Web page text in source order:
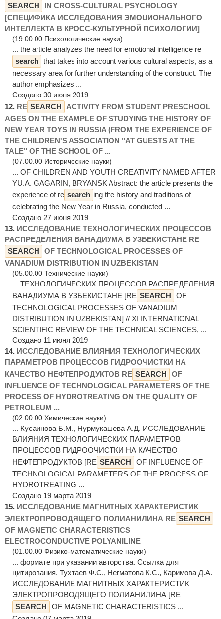
SEARCH
IN CROSS-CULTURAL PSYCHOLOGY
[СПЕЦИФИКА ИССЛЕДОВАНИЯ ЭМОЦИОНАЛЬНОГО
ИНТЕЛЛЕКТА В КРОСС-КУЛЬТУРНОЙ ПСИХОЛОГИИ]
(19.00.00 Психологические науки)
... the article analyzes the need for emotional intelligence re
search that takes into account various cultural aspects, as a
necessary area for further understanding of the construct. The
author emphasizes ...
Создано 30 июня 2019
12. RE SEARCH
ACTIVITY FROM STUDENT PRESCHOOL
AGES ON THE EXAMPLE OF STUDYING THE HISTORY OF
NEW YEAR TOYS IN RUSSIA (FROM THE EXPERIENCE OF
THE CHILDREN'S ASSOCIATION "AT GUESTS AT THE
TALE" OF THE SCHOOL OF ...
(07.00.00 Исторические науки)
... OF CHILDREN AND YOUTH CREATIVITY NAMED AFTER
YU.A. GAGARIN, BRYANSK Abstract: the article presents the
experience of re search ing the history and traditions of
celebrating the New Year in Russia, conducted ...
Создано 27 июня 2019
13. ИССЛЕДОВАНИЕ ТЕХНОЛОГИЧЕСКИХ ПРОЦЕССОВ
РАСПРЕДЕЛЕНИЯ ВАНАДИУМА В УЗБЕКИСТАНЕ RE
SEARCH
OF TECHNOLOGICAL PROCESSES OF
VANADIUM DISTRIBUTION IN UZBEKISTAN
(05.00.00 Технические науки)
... ТЕХНОЛОГИЧЕСКИХ ПРОЦЕССОВ РАСПРЕДЕЛЕНИЯ
ВАНАДИУМА В УЗБЕКИСТАНЕ [RE SEARCH
OF
TECHNOLOGICAL PROCESSES OF VANADIUM
DISTRIBUTION IN UZBEKISTAN] // XI INTERNATIONAL
SCIENTIFIC REVIEW OF THE TECHNICAL SCIENCES, ...
Создано 11 июня 2019
14. ИССЛЕДОВАНИЕ ВЛИЯНИЯ ТЕХНОЛОГИЧЕСКИХ
ПАРАМЕТРОВ ПРОЦЕССОВ ГИДРООЧИСТКИ НА
КАЧЕСТВО НЕФТЕПРОДУКТОВ RE SEARCH
OF
INFLUENCE OF TECHNOLOGICAL PARAMETERS OF THE
PROCESS OF HYDROTREATING ON THE QUALITY OF
PETROLEUM ...
(02.00.00 Химические науки)
... Кусаинова Б.М., Нурмукашева А.Д. ИССЛЕДОВАНИЕ
ВЛИЯНИЯ ТЕХНОЛОГИЧЕСКИХ ПАРАМЕТРОВ
ПРОЦЕССОВ ГИДРООЧИСТКИ НА КАЧЕСТВО
НЕФТЕПРОДУКТОВ [RE SEARCH
OF INFLUENCE OF
TECHNOLOGICAL PARAMETERS OF THE PROCESS OF
HYDROTREATING ...
Создано 19 марта 2019
15. ИССЛЕДОВАНИЕ МАГНИТНЫХ ХАРАКТЕРИСТИК
ЭЛЕКТРОПРОВОДЯЩЕГО ПОЛИАНИЛИНА RE SEARCH
OF MAGNETIC CHARACTERISTICS
ELECTROCONDUCTIVE POLYANILINE
(01.00.00 Физико-математические науки)
... формате при указании авторства. Ссылка для
цитирования. Тухтаев Ф.С., Негматова К.С., Каримова Д.А.
ИССЛЕДОВАНИЕ МАГНИТНЫХ ХАРАКТЕРИСТИК
ЭЛЕКТРОПРОВОДЯЩЕГО ПОЛИАНИЛИНА [RE
SEARCH
OF MAGNETIC CHARACTERISTICS ...